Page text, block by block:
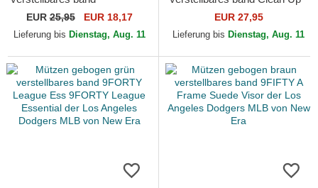
9TWENTY League Essential
der Los Angeles Dodgers
EUR25,95 EUR 18,17
Lieferung bis Dienstag, Aug. 11
Mauve der Los Angeles
Dodgers MLB von 47 Brand
EUR 27,95
Lieferung bis Dienstag, Aug. 11